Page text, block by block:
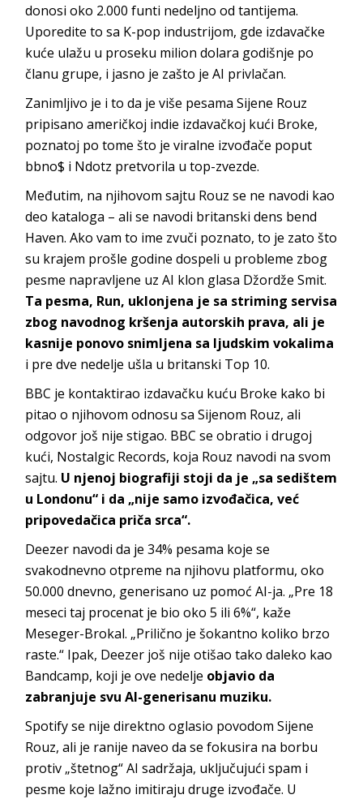
donosi oko 2.000 funti nedeljno od tantijema.
Uporedite to sa K-pop industrijom, gde izdavačke
kuće ulažu u proseku milion dolara godišnje po
članu grupe, i jasno je zašto je AI privlačan.
Zanimljivo je i to da je više pesama Sijene Rouz
pripisano američkoj indie izdavačkoj kući Broke,
poznatoj po tome što je viralne izvođače poput
bbno$ i Ndotz pretvorila u top-zvezde.
Međutim, na njihovom sajtu Rouz se ne navodi kao
deo kataloga – ali se navodi britanski dens bend
Haven. Ako vam to ime zvuči poznato, to je zato što
su krajem prošle godine dospeli u probleme zbog
pesme napravljene uz AI klon glasa Džordže Smit.
Ta pesma, Run, uklonjena je sa striming servisa
zbog navodnog kršenja autorskih prava, ali je
kasnije ponovo snimljena sa ljudskim vokalima
i pre dve nedelje ušla u britanski Top 10.
BBC je kontaktirao izdavačku kuću Broke kako bi
pitao o njihovom odnosu sa Sijenom Rouz, ali
odgovor još nije stigao. BBC se obratio i drugoj
kući, Nostalgic Records, koja Rouz navodi na svom
sajtu. U njenoj biografiji stoji da je „sa sedištem
u Londonu“ i da „nije samo izvođačica, već
pripovedačica priča srca“.
Deezer navodi da je 34% pesama koje se
svakodnevno otpreme na njihovu platformu, oko
50.000 dnevno, generisano uz pomoć AI-ja. „Pre 18
meseci taj procenat je bio oko 5 ili 6%“, kaže
Meseger-Brokal. „Prilično je šokantno koliko brzo
raste.“ Ipak, Deezer još nije otišao tako daleko kao
Bandcamp, koji je ove nedelje objavio da
zabranjuje svu AI-generisanu muziku.
Spotify se nije direktno oglasio povodom Sijene
Rouz, ali je ranije naveo da se fokusira na borbu
protiv „štetnog“ AI sadržaja, uključujući spam i
pesme koje lažno imitiraju druge izvođače. U